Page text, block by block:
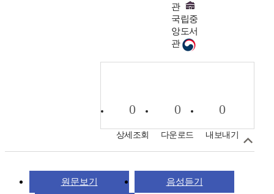
관
국립중
앙도서
관
0
상세조회
0
다운로드
0
내보내기
원문보기 음성듣기